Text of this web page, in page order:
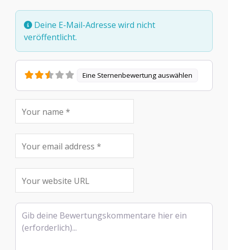
Deine E-Mail-Adresse wird nicht
veröffentlicht.
Eine Sternenbewertung auswählen
Rezensionstext